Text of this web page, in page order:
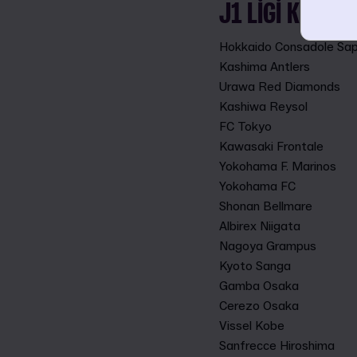
J1 LIGI
Hokkaido Consadole
Kashima Antlers
Urawa Red Diamonds
Kashiwa Reysol
FC Tokyo
Kawasaki Frontale
Yokohama F. Marinos
Yokohama FC
Shonan Bellmare
Albirex Niigata
Nagoya Grampus
Kyoto Sanga
Gamba Osaka
Cerezo Osaka
Vissel Kobe
Sanfrecce Hiroshima